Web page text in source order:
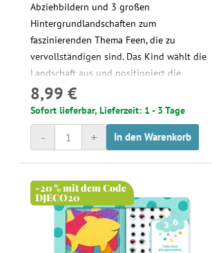
Abziehbildern und 3 großen
Hintergrundlandschaften zum
faszinierenden Thema Feen, die zu
vervollständigen sind. Das Kind wählt die
Landschaft aus und positioniert die
Elemente. Mithilfe eines Stifts reibt es über
die Bilder, um sie am gewählten Ort
anzubringen.
8,99 €
Sofort lieferbar, Lieferzeit: 1 - 3 Tage
+
- In den Warenkorb
-20 % mit dem Code
DJECO20